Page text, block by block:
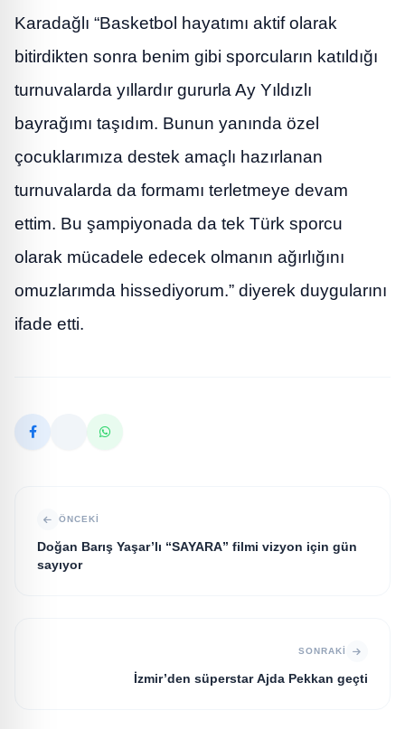
Karadağlı “Basketbol hayatımı aktif olarak
bitirdikten sonra benim gibi sporcuların katıldığı
turnuvalarda yıllardır gururla Ay Yıldızlı
bayrağımı taşıdım. Bunun yanında özel
çocuklarımıza destek amaçlı hazırlanan
turnuvalarda da formamı terletmeye devam
ettim. Bu şampiyonada da tek Türk sporcu
olarak mücadele edecek olmanın ağırlığını
omuzlarımda hissediyorum.” diyerek duygularını
ifade etti.
ÖNCEKI
Doğan Barış Yaşar’lı “SAYARA” filmi vizyon için gün
sayıyor
SONRAKI
İzmir’den süperstar Ajda Pekkan geçti